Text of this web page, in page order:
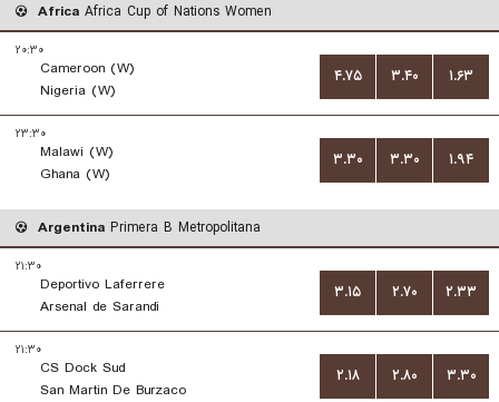
Africa Africa Cup of Nations Women
۲۰:۳۰
Cameroon (W)
Nigeria (W)
۴.۷۵ ۳.۴۰ ۱.۶۳
۲۳:۳۰
Malawi (W)
Ghana (W)
۳.۳۰ ۳.۳۰ ۱.۹۴
Argentina Primera B Metropolitana
۲۱:۳۰
Deportivo Laferrere
Arsenal de Sarandi
۳.۱۵ ۲.۷۰ ۲.۳۳
۲۱:۳۰
CS Dock Sud
San Martin De Burzaco
۲.۱۸ ۲.۸۰ ۳.۳۰